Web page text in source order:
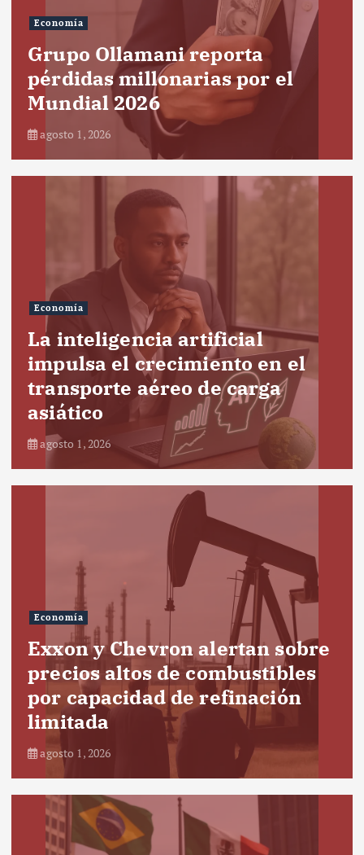
Economía
Grupo Ollamani reporta
pérdidas millonarias por el
Mundial 2026
agosto 1, 2026
Economía
La inteligencia artificial
impulsa el crecimiento en el
transporte aéreo de carga
asiático
agosto 1, 2026
Economía
Exxon y Chevron alertan sobre
precios altos de combustibles
por capacidad de refinación
limitada
agosto 1, 2026